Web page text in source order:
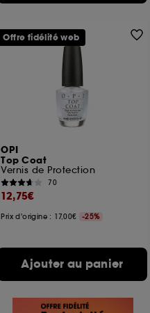
OPI
Top Coat
Vernis de Protection
70
12,75€
Prix d'origine : 17,00€ -25%
Ajouter au panier
Offre fidélité web